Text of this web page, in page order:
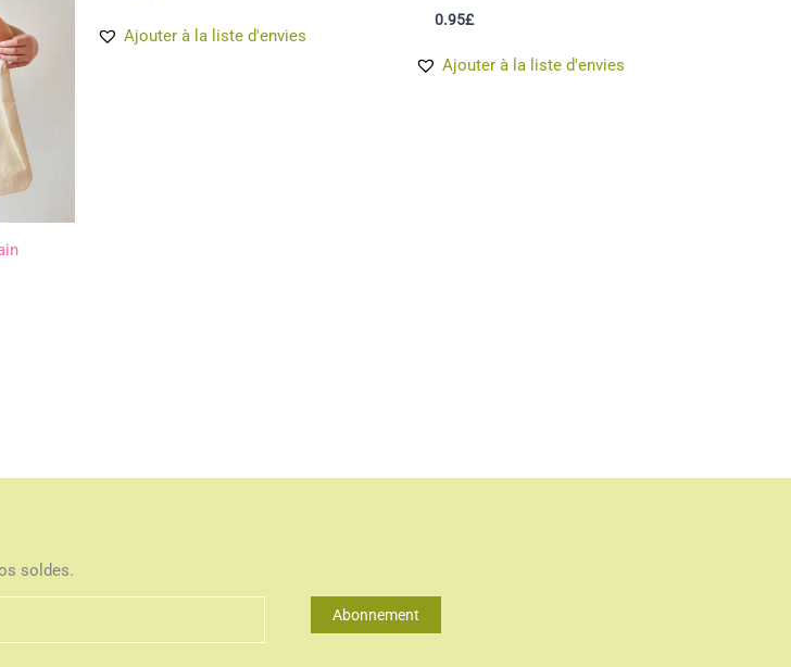
Ajouter à la liste d'envies
0.95£
Ajouter à la liste d'envies
soldes.
Abonnement